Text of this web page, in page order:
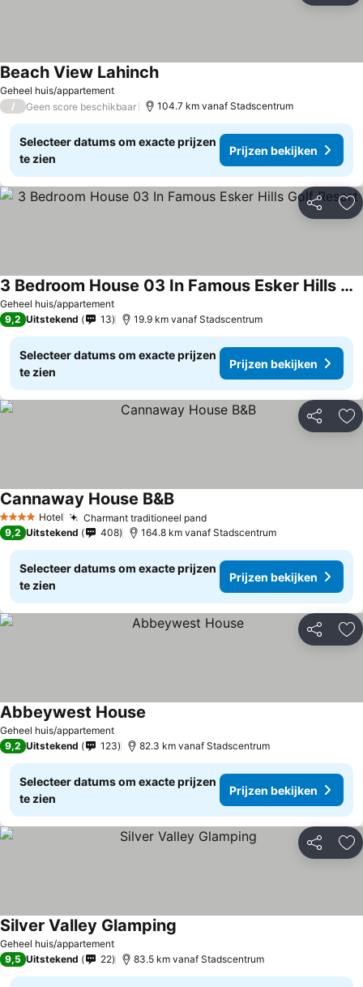
Geheel huis/appartement
Beach View LahinchPrijzen bekijken
/ Geen score beschikbaar 104.7 km vanaf Stadscentrum
Selecteer datums om exacte prijzen
te zien
Prijzen bekijken
Delen
Geheel huis/appartement
3 Bedroom House 03 In Famous Esker Hills Golf Resort
Prijzen bekijken
9,2 Uitstekend 13 19.9 km vanaf Stadscentrum
Selecteer datums om exacte prijzen
te zien
Prijzen bekijken
Delen
4 SterrenHotel Charmant traditioneel pandPrijzen bekijken
Cannaway House B&BPrijzen bekijken
9,2 Uitstekend 408 164.8 km vanaf Stadscentrum
Selecteer datums om exacte prijzen
te zien
Prijzen bekijken
Delen
Geheel huis/appartement
Abbeywest House
9,2 Uitstekend 123 82.3 km vanaf Stadscentrum
Selecteer datums om exacte prijzen
te zien
Prijzen bekijken
Delen
Geheel huis/appartement
Silver Valley Glamping
9,5 Uitstekend 22 83.5 km vanaf Stadscentrum